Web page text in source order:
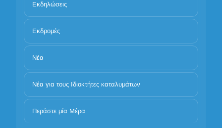
Εκδηλώσεις
Εκδρομές
Νέα
Νέα για τους Ιδιοκτήτες καταλυμάτων
Περάστε μία Μέρα